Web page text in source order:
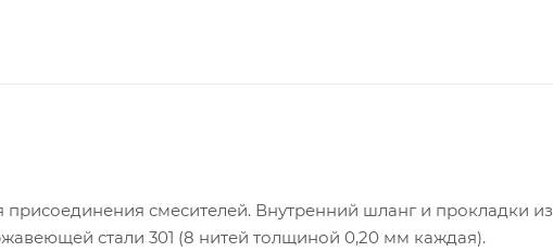
смесителей. Внутренний шланг и прокладки из
стали 301 (8 нитей толщиной 0,20 мм каждая).